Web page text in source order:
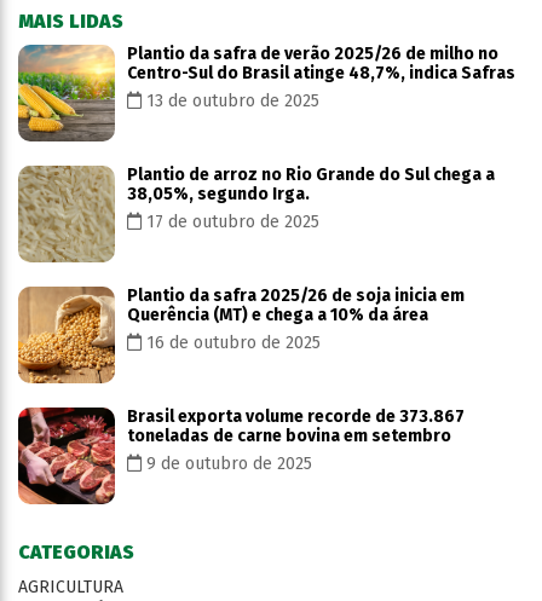
MAIS LIDAS
Plantio da safra de verão 2025/26 de milho no
Centro-Sul do Brasil atinge 48,7%, indica Safras
13 de outubro de 2025
Plantio de arroz no Rio Grande do Sul chega a
38,05%, segundo Irga.
17 de outubro de 2025
Plantio da safra 2025/26 de soja inicia em
Querência (MT) e chega a 10% da área
16 de outubro de 2025
Brasil exporta volume recorde de 373.867
toneladas de carne bovina em setembro
9 de outubro de 2025
CATEGORIAS
AGRICULTURA